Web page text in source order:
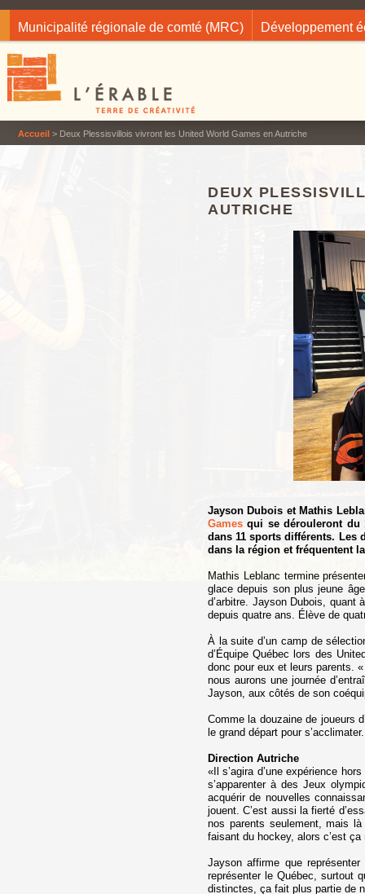
Municipalité régionale de comté (MRC) Développement
Accueil > Deux Plessisvillois vivront les United World Games en Autriche
DEUX
AUTRICHE
Jayson Dubois et Mathis
Games qui se dérouleront du
dans 11 sports différents. Les
dans la région et fréquentent
Mathis Leblanc termine
glace depuis son plus jeune
d’arbitre. Jayson Dubois,
depuis quatre ans. Élève de
À la suite d’un camp de
d’Équipe Québec lors des
donc pour eux et leurs parents.
nous aurons une journée
Jayson, aux côtés de son
Comme la douzaine de joueurs
le grand départ pour s’acclimater.
Direction Autriche
«Il s’agira d’une expérience
s’apparenter à des Jeux
acquérir de nouvelles
jouent. C’est aussi la fierté
nos parents seulement, mais
faisant du hockey, alors c’est
Jayson affirme que
représenter le Québec, surtout
distinctes, ça fait plus partie de